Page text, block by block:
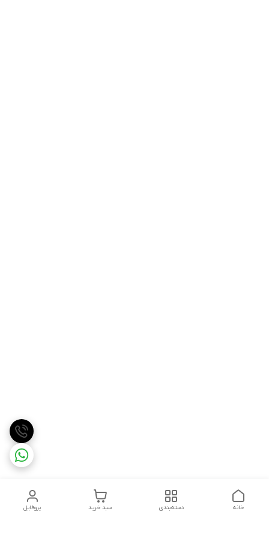
پروفایل سبد خرید دسته‌بندی خانه